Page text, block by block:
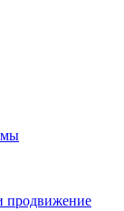
продвижение